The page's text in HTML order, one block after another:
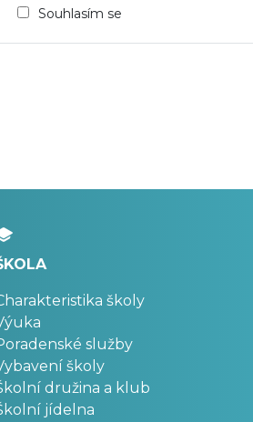
Souhlasím se
školy
služby
školy
družina a klub
jídelna